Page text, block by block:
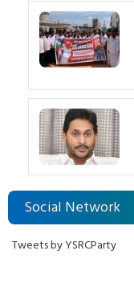
Social Network
Tweets by YSRCParty